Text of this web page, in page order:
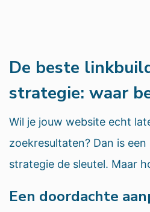
De beste
strategie: waar
Wil je jouw website echt
zoekresultaten? Dan is
strategie de sleutel. Maar
Een doordachte